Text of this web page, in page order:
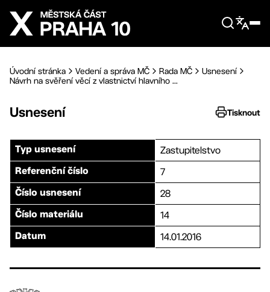
Přejít na hlavní obsah
Úvodní stránka Vedení a správa MČ Rada MČ
Usnesení
Návrh na svěření věcí z vlastnictví hlavního ...
Usnesení Tisknout
Typ usnesení Zastupitelstvo
Referenční číslo 7
Číslo usnesení 28
Číslo materiálu 14
Datum 14.01.2016